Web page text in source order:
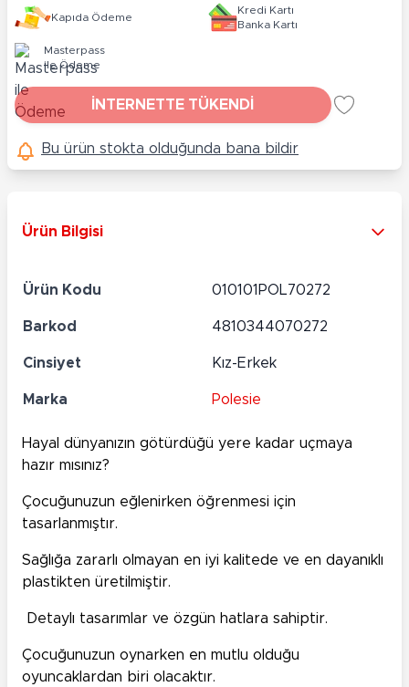
Kapıda Ödeme
Kredi Kartı
Banka Kartı
Masterpass
ile Ödeme
İNTERNETTE TÜKENDİ
Bu ürün stokta olduğunda bana bildir
Ürün Bilgisi
Ürün Kodu 010101POL70272
Barkod 4810344070272
Cinsiyet Kız-Erkek
Marka Polesie
Hayal dünyanızın götürdüğü yere kadar uçmaya
hazır mısınız?
Çocuğunuzun eğlenirken öğrenmesi için
tasarlanmıştır.
Sağlığa zararlı olmayan en iyi kalitede ve en dayanıklı
plastikten üretilmiştir.
Detaylı tasarımlar ve özgün hatlara sahiptir.
Çocuğunuzun oynarken en mutlu olduğu
oyuncaklardan biri olacaktır.